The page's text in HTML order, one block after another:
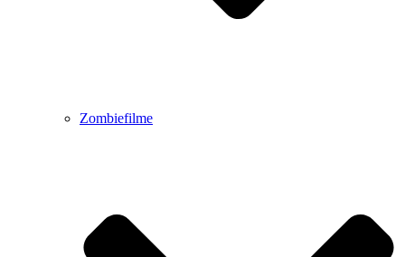
Zombiefilme